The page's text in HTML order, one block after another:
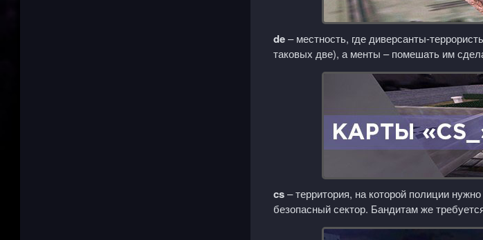
de– местность, где диверсанты-
таковых две), а менты – помешать им
cs– территория, на которой полиции
безопасный сектор. Бандитам же